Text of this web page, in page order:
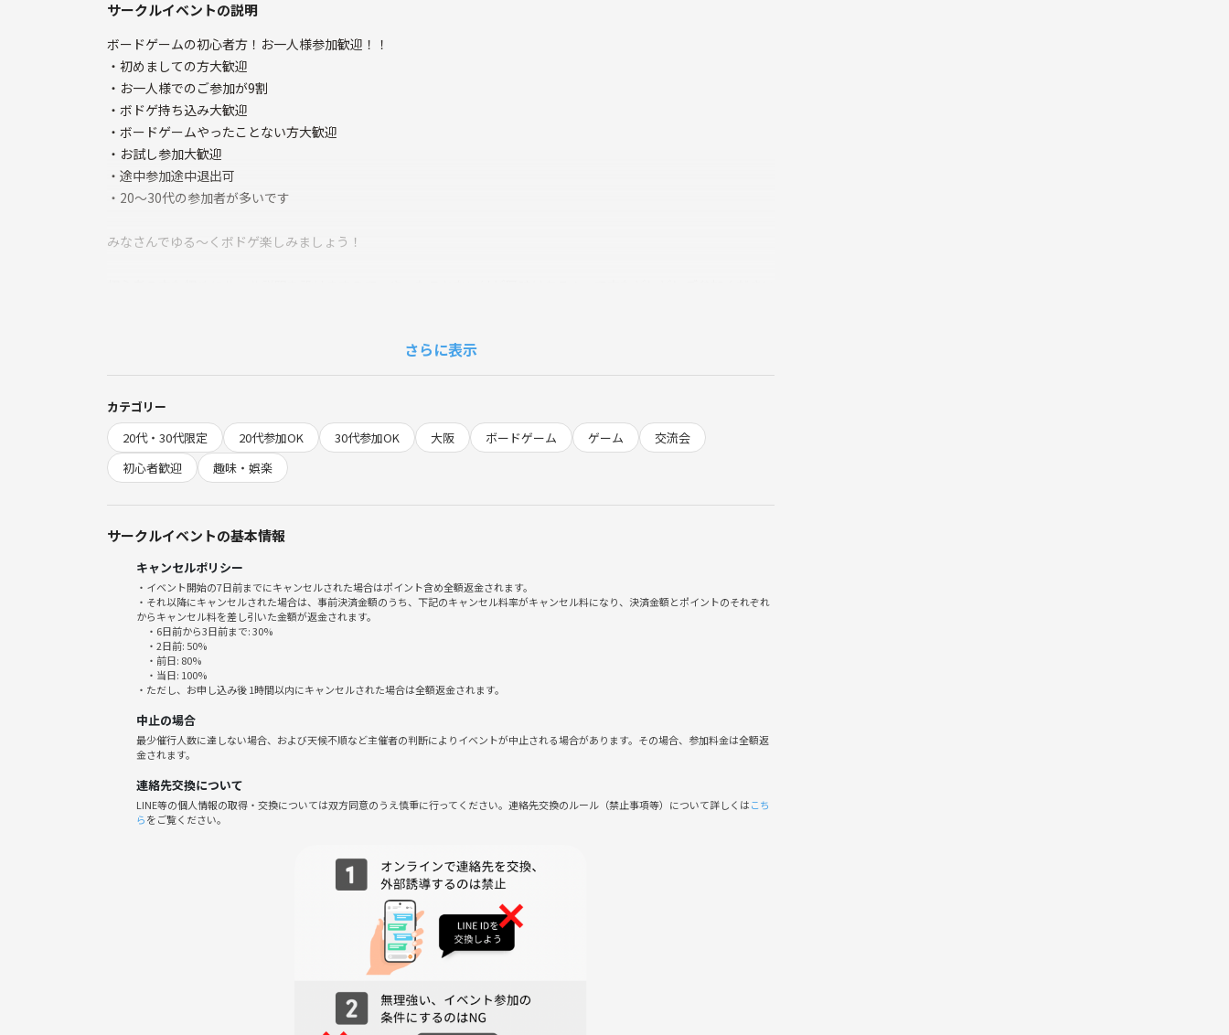
サークルイベントの説明
ボードゲームの初心者方！お一人様参加歓迎！！
・初めましての方大歓迎
・お一人様でのご参加が9割
・ボドゲ持ち込み大歓迎
・ボードゲームやったことない方大歓迎
・お試し参加大歓迎
・途中参加途中退出可
・20〜30代の参加者が多いです
みなさんでゆる～くボドゲ楽しみましょう！
参加者5名以上で開催いたします！
(毎週開催してますのでお気軽にお問い合わせください♪)
もし集まりそうになければ前日に参加者の方々にメッセージをお送りしますのでご安心ください！
✨以下詳細✨
開催日時■5月7.14.21.28日(木)
■開催時刻■13時00～19:00(受付12時30～)(開場12時15分〜)
心斎橋駅から徒歩15～20分
■参加費用■30分 250円 Max1500円（飲食持ち込み可
別途ツナゲートの手数料が事前決済で500円かかります
さらに表示
カテゴリー
20代・30代限定
20代参加OK 30代参加OK 大阪 ボードゲーム ゲーム
交流会
初心者歓迎
趣味・娯楽
サークルイベントの基本情報
キャンセルポリシー
・イベント開始の7日前までにキャンセルされた場合はポイント含め全額返金されます。
・それ以降にキャンセルされた場合は、事前決済金額のうち、下記のキャンセル料率がキャンセル料になり、決済金額とポイントのそれぞれ
からキャンセル料を差し引いた金額が返金されます。
・6日前から3日前まで: 30%
・2日前: 50%
・前日: 80%
・当日: 100%
・ただし、お申し込み後 1時間以内にキャンセルされた場合は全額返金されます。
中止の場合
最少催行人数に達しない場合、および天候不順など主催者の判断によりイベントが中止される場合があります。その場合、参加料金は全額返
金されます。
連絡先交換について
LINE等の個人情報の取得・交換については双方同意のうえ慎重に行ってください。連絡先交換のルール（禁止事項等）について詳しくはこち
らをご覧ください。